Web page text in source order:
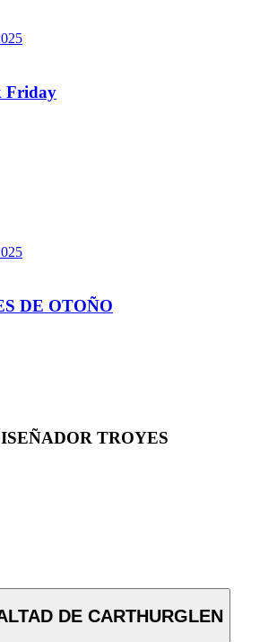
Friday
DE OTOÑO
TROYES
DE CARTHURGLEN